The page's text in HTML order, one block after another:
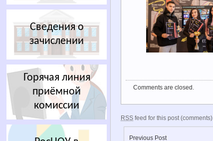
Comments are closed.
RSS feed for this post (comments)
Previous Post
Сведения о
зачислении
Горячая линия
приёмной
комиссии